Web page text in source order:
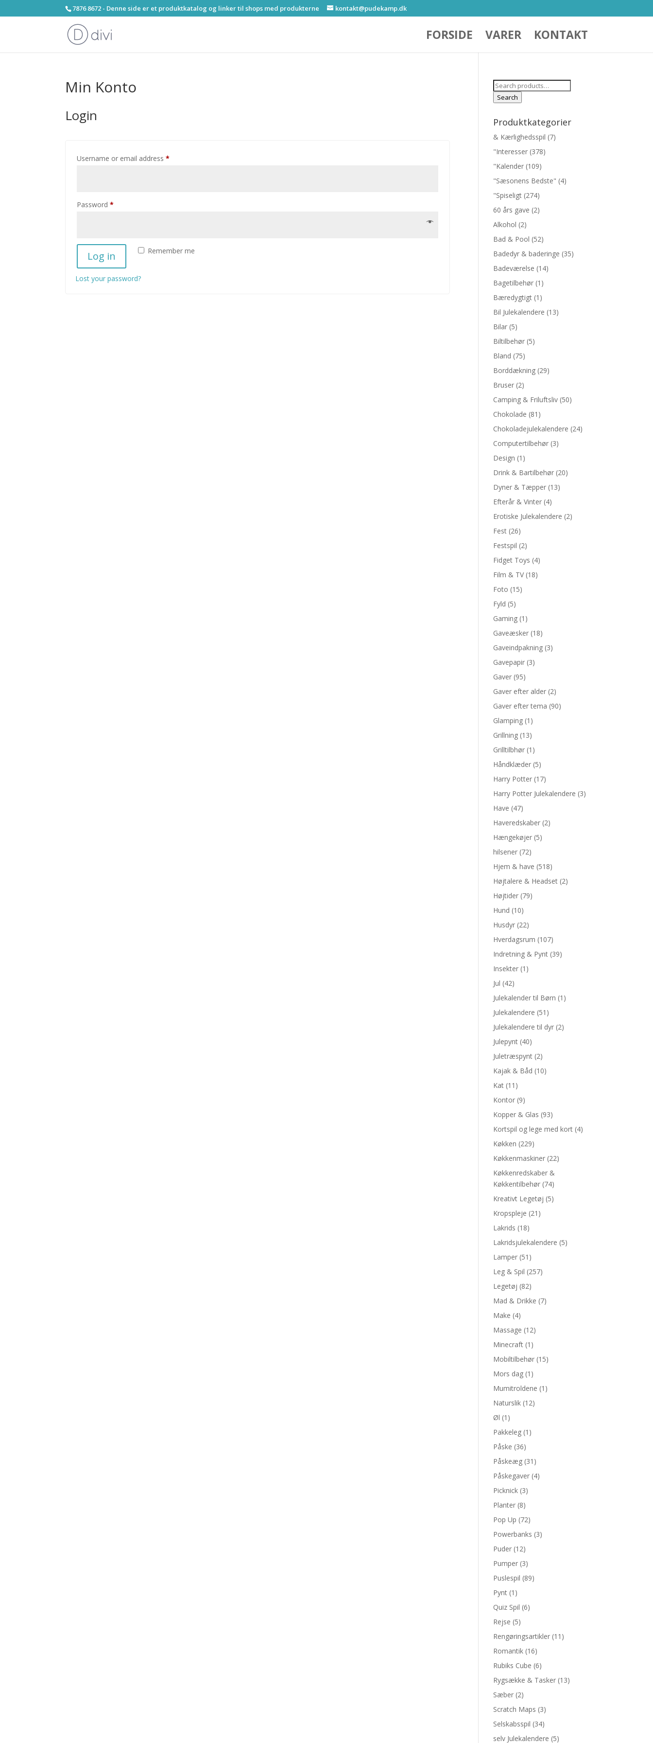
7876 8672 - Denne side er et produktkatalog og linker til shops med produkterne kontakt@pudekamp.dk
FORSIDE VARER KONTAKT
Min Konto
Login
Username or email address*
Password*
Remember me
Log in
Lost your password?
Search
for:
Search
Produktkategorier
& Kærlighedsspil (7)
"Interesser (378)
"Kalender (109)
"Sæsonens Bedste" (4)
"Spiseligt (274)
60 års gave (2)
Alkohol (2)
Bad & Pool (52)
Badedyr & baderinge (35)
Badeværelse (14)
Bagetilbehør (1)
Bæredygtigt (1)
Bil Julekalendere (13)
Bilar (5)
Biltilbehør (5)
Bland (75)
Borddækning (29)
Bruser (2)
Camping & Friluftsliv (50)
Chokolade (81)
Chokoladejulekalendere (24)
Computertilbehør (3)
Design (1)
Drink & Bartilbehør (20)
Dyner & Tæpper (13)
Efterår & Vinter (4)
Erotiske Julekalendere (2)
Fest (26)
Festspil (2)
Fidget Toys (4)
Film & TV (18)
Foto (15)
Fyld (5)
Gaming (1)
Gaveæsker (18)
Gaveindpakning (3)
Gavepapir (3)
Gaver (95)
Gaver efter alder (2)
Gaver efter tema (90)
Glamping (1)
Grillning (13)
Grilltilbhør (1)
Håndklæder (5)
Harry Potter (17)
Harry Potter Julekalendere (3)
Have (47)
Haveredskaber (2)
Hængekøjer (5)
hilsener (72)
Hjem & have (518)
Højtalere & Headset (2)
Højtider (79)
Hund (10)
Husdyr (22)
Hverdagsrum (107)
Indretning & Pynt (39)
Insekter (1)
Jul (42)
Julekalender til Børn (1)
Julekalendere (51)
Julekalendere til dyr (2)
Julepynt (40)
Juletræspynt (2)
Kajak & Båd (10)
Kat (11)
Kontor (9)
Kopper & Glas (93)
Kortspil og lege med kort (4)
Køkken (229)
Køkkenmaskiner (22)
Køkkenredskaber &
Køkkentilbehør (74)
Kreativt Legetøj (5)
Kropspleje (21)
Lakrids (18)
Lakridsjulekalendere (5)
Lamper (51)
Leg & Spil (257)
Legetøj (82)
Mad & Drikke (7)
Make (4)
Massage (12)
Minecraft (1)
Mobiltilbehør (15)
Mors dag (1)
Mumitroldene (1)
Naturslik (12)
Øl (1)
Pakkeleg (1)
Påske (36)
Påskeæg (31)
Påskegaver (4)
Picknick (3)
Planter (8)
Pop Up (72)
Powerbanks (3)
Puder (12)
Pumper (3)
Puslespil (89)
Pynt (1)
Quiz Spil (6)
Rejse (5)
Rengøringsartikler (11)
Romantik (16)
Rubiks Cube (6)
Rygsække & Tasker (13)
Sæber (2)
Scratch Maps (3)
Selskabsspil (34)
selv Julekalendere (5)